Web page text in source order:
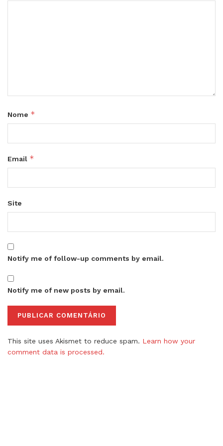
Nome *
Email *
Site
Notify me of follow-up comments by email.
Notify me of new posts by email.
This site uses Akismet to reduce spam. Learn how your
comment data is processed.